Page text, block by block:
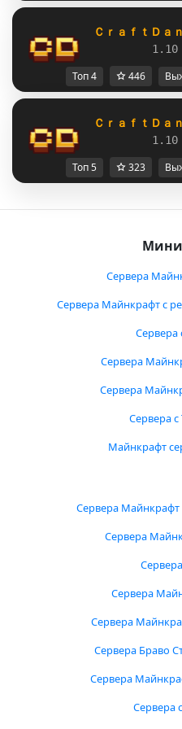
ＣｒａｆｔＤａ
Топ 4 446
ＣｒａｆｔＤａ
Топ 5 323
Сервера
Сервера Майнкрафт с
Сервера
Сервера
Сервера
Сервера
Майнкрафт
Сервера
Сервера
Сервера
Сервера
Сервера Браво
Сервера
Сервера